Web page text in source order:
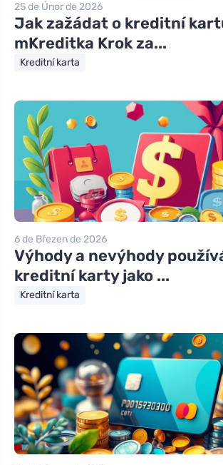
25 de Únor de 2026
Jak zažádat o kreditní
mKreditka Krok za...
Kreditní karta
6 de Březen de 2026
Výhody a nevýhody
kreditní karty jako ...
Kreditní karta